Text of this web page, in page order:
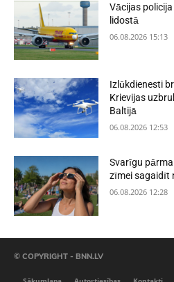
Vācijas
lidostā
06.08.2026 15:13
Izlūkdienesti
Krievijas
Baltijā
06.08.2026 12:53
Svarīgu
zīmei sagaidīt
06.08.2026 12:28
© COPYRIGHT - BNN.LV